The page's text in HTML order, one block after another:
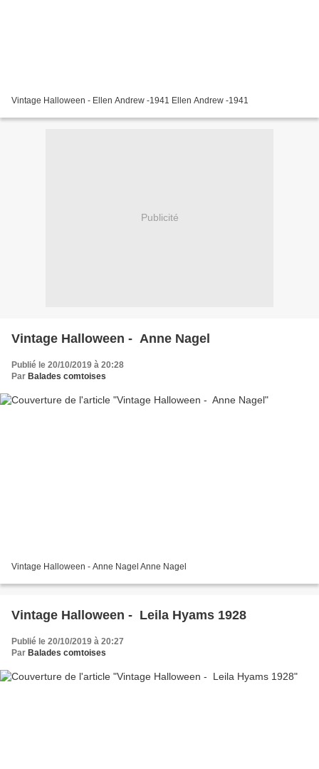
Vintage Halloween - Ellen Andrew -1941 Ellen Andrew -1941
Publicité
Vintage Halloween - Anne Nagel
Publié le 20/10/2019 à 20:28
Par Balades comtoises
Vintage Halloween - Anne Nagel Anne Nagel
Vintage Halloween - Leila Hyams 1928
Publié le 20/10/2019 à 20:27
Par Balades comtoises